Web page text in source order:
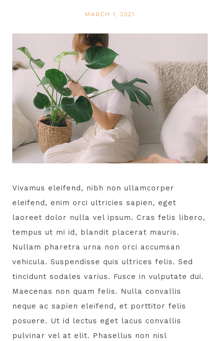
MARCH 1, 2021
Vivamus eleifend, nibh non ullamcorper
eleifend, enim orci ultricies sapien, eget
laoreet dolor nulla vel ipsum. Cras felis libero,
tempus ut mi id, blandit placerat mauris.
Nullam pharetra urna non orci accumsan
vehicula. Suspendisse quis ultrices felis. Sed
tincidunt sodales varius. Fusce in vulputate dui.
Maecenas non quam felis. Nulla convallis
neque ac sapien eleifend, et porttitor felis
posuere. Ut id lectus eget lacus convallis
pulvinar vel at elit. Phasellus non nisl